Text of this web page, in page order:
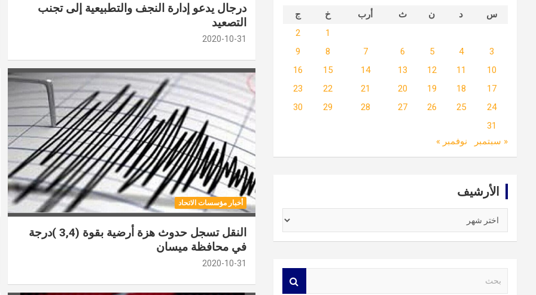
درجال يدعو إدارة النجف والتطبيعية إلى تجنب
التصعيد
2020-10-31
أخبار مؤسسات الاتحاد
النقل تسجل حدوث هزة أرضية بقوة (3,4 )درجة
في محافظة ميسان
2020-10-31
س
د ن ث أرب خ
ج
1
2
3
4
5
6
7
8
9
10
11
12
13
14
15
16
17
18
19
20
21
22
23
24
25
26
27
28
29
30
31
« سبتمبر
نوفمبر »
الأرشيف